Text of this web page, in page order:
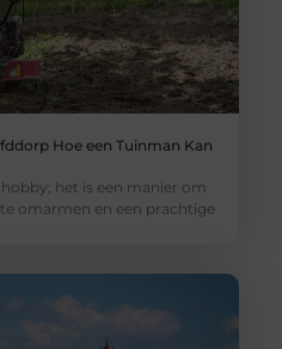
Hoe een Tuinman Kan
het is een manier om
omarmen en een prachtige